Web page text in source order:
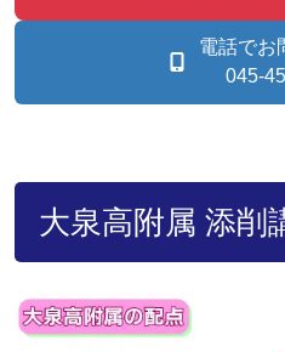
電話でお
045-
大泉高附属 添削